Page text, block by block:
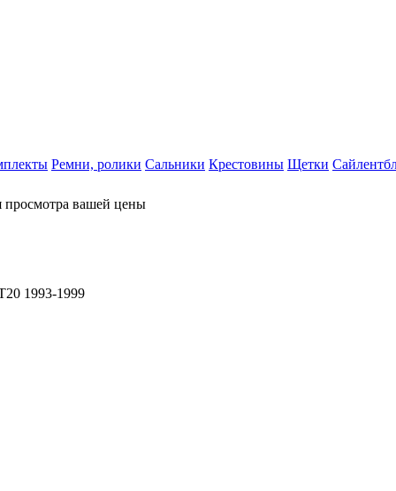
Ремни, ролики Сальники Крестовины Щетки
просмотра вашей цены
1993-1999